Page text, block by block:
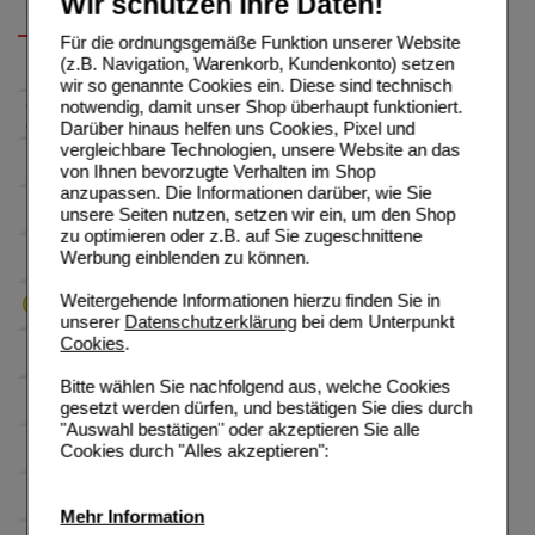
Für die ordnungsgemäße Funktion unserer Website
(z.B. Navigation, Warenkorb, Kundenkonto) setzen
wir so genannte Cookies ein. Diese sind technisch
notwendig, damit unser Shop überhaupt funktioniert.
Darüber hinaus helfen uns Cookies, Pixel und
vergleichbare Technologien, unsere Website an das
von Ihnen bevorzugte Verhalten im Shop
anzupassen. Die Informationen darüber, wie Sie
unsere Seiten nutzen, setzen wir ein, um den Shop
zu optimieren oder z.B. auf Sie zugeschnittene
Werbung einblenden zu können.
Weitergehende Informationen hierzu finden Sie in
unserer Datenschutzerklärungbei dem Unterpunkt
Cookies.
Bitte wählen Sie nachfolgend aus, welche Cookies
gesetzt werden dürfen, und bestätigen Sie dies durch
"Auswahl bestätigen" oder akzeptieren Sie alle
Cookies durch "Alles akzeptieren":
Mehr Information